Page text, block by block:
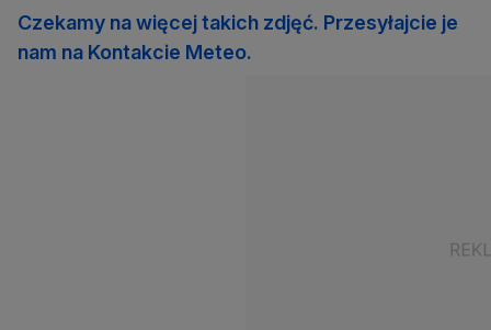
Czekamy na więcej takich zdjęć. Przesyłajcie je
nam na Kontakcie Meteo.